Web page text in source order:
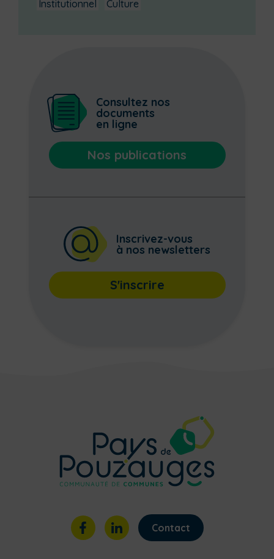
Institutionnel
Culture
Consultez nos
documents
en ligne
Nos publications
Inscrivez-vous
à nos newsletters
S'inscrire
Contact